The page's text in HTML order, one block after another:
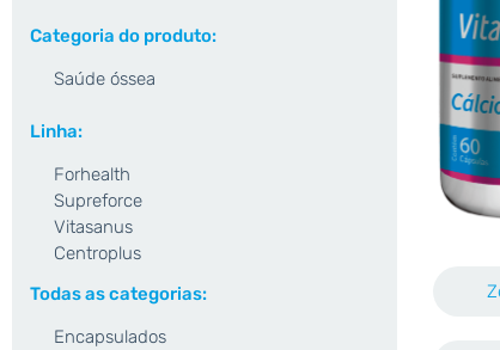
Categoria do produto:
Saúde óssea
Linha:
Forhealth
Supreforce
Vitasanus
Centroplus
Todas as categorias:
Encapsulados